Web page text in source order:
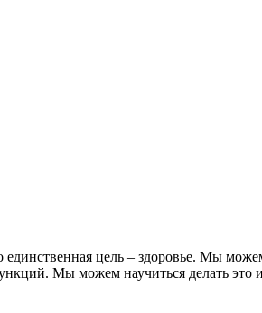
цель – здоровье. Мы
Мы можем научиться делать это